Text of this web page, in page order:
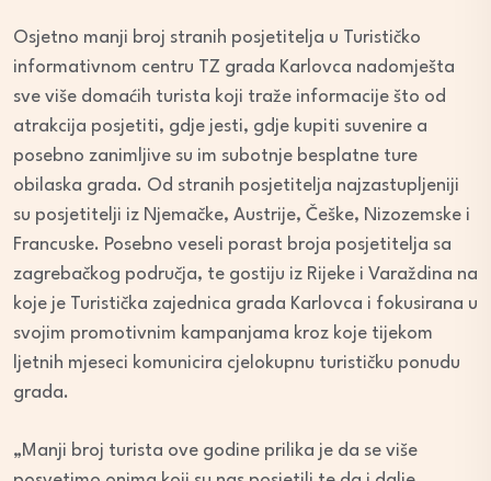
Osjetno manji broj stranih posjetitelja u Turističko
informativnom centru TZ grada Karlovca nadomješta
sve više domaćih turista koji traže informacije što od
atrakcija posjetiti, gdje jesti, gdje kupiti suvenire a
posebno zanimljive su im subotnje besplatne ture
obilaska grada. Od stranih posjetitelja najzastupljeniji
su posjetitelji iz Njemačke, Austrije, Češke, Nizozemske i
Francuske. Posebno veseli porast broja posjetitelja sa
zagrebačkog područja, te gostiju iz Rijeke i Varaždina na
koje je Turistička zajednica grada Karlovca i fokusirana u
svojim promotivnim kampanjama kroz koje tijekom
ljetnih mjeseci komunicira cjelokupnu turističku ponudu
grada.
„Manji broj turista ove godine prilika je da se više